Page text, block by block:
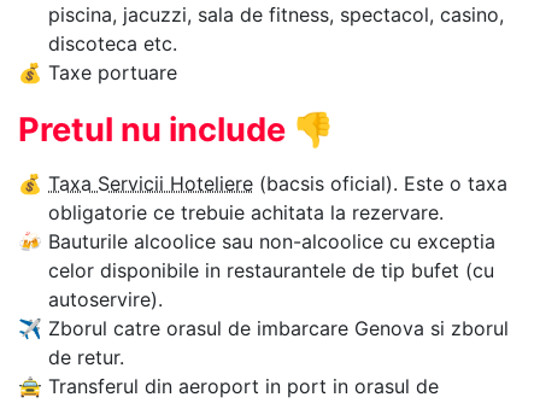
piscina, jacuzzi, sala de fitness, spectacol, casino,
discoteca etc.
💰 Taxe portuare
Pretul nu include 👎
💰 Taxa Servicii Hoteliere (bacsis oficial). Este o taxa
obligatorie ce trebuie achitata la rezervare.
🍻 Bauturile alcoolice sau non-alcoolice cu exceptia
celor disponibile in restaurantele de tip bufet (cu
autoservire).
✈ Zborul catre orasul de imbarcare Genova si zborul
de retur.
🚖 Transferul din aeroport in port in orasul de